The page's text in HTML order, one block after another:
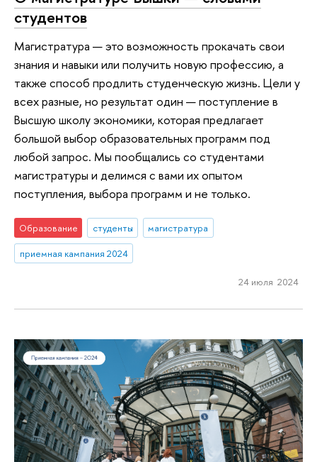
студентов
Магистратура — это возможность прокачать свои
знания и навыки или получить новую профессию, а
также способ продлить студенческую жизнь. Цели у
всех разные, но результат один — поступление в
Высшую школу экономики, которая предлагает
большой выбор образовательных программ под
любой запрос. Мы пообщались со студентами
магистратуры и делимся с вами их опытом
поступления, выбора программ и не только.
Образование студенты
магистратура
приемная кампания 2024
24 июля 2024